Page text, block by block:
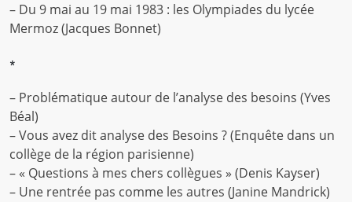
– Du 9 mai au 19 mai 1983 : les Olympiades du lycée
Mermoz (Jacques Bonnet)
*
– Problématique autour de l’analyse des besoins (Yves
Béal)
– Vous avez dit analyse des Besoins ? (Enquête dans un
collège de la région parisienne)
– « Questions à mes chers collègues » (Denis Kayser)
– Une rentrée pas comme les autres (Janine Mandrick)